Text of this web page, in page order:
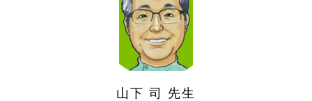
山下 司 先生